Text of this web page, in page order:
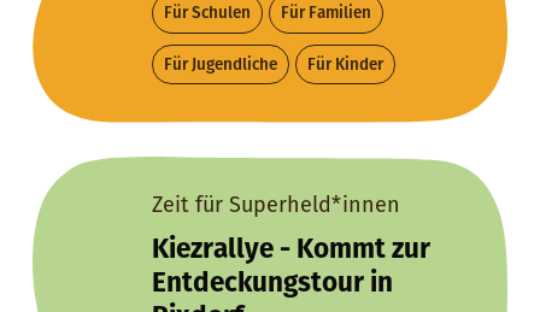
Für Schulen Für Familien
Für Jugendliche Für Kinder
Zeit für Superheld*innen
Kiezrallye - Kommt zur
Entdeckungstour in